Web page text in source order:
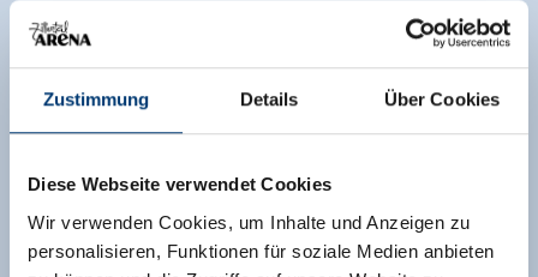
Zustimmung Details Über Cookies
Diese Webseite verwendet Cookies
Wir verwenden Cookies, um Inhalte und Anzeigen zu
personalisieren, Funktionen für soziale Medien anbieten